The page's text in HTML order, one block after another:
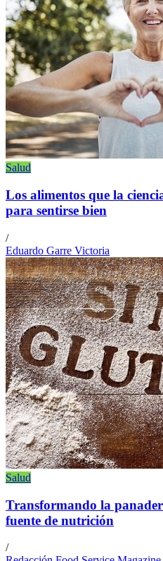
Salud
Los alimentos que la
para sentirse bien
/
Eduardo Garre Victoria
Salud
Transformando la
fuente de nutrición
/